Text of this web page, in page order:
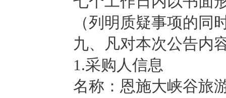
（列明质疑事项的同
九、凡对本次公告内
1.采购人信息
名称：恩施大峡谷旅